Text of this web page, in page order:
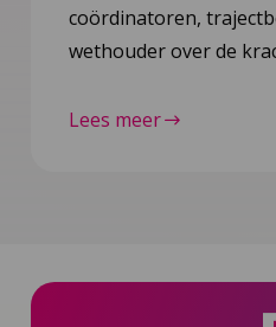
coördinatoren,
wethouder over de
Lees meer